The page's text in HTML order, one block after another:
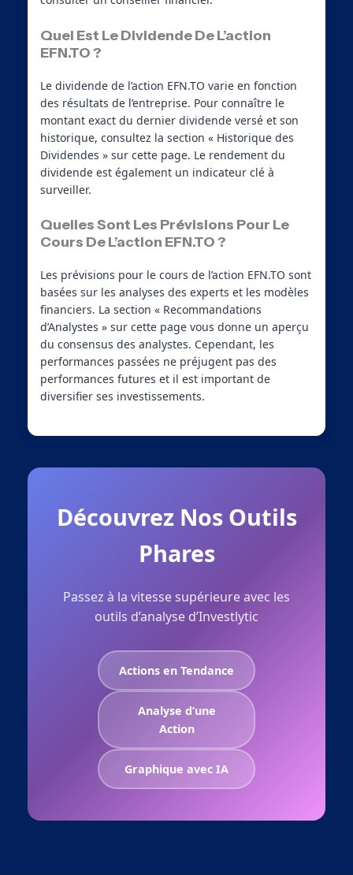
Quel Est Le Dividende De L’action
EFN.TO ?
Le dividende de l’action EFN.TO varie en fonction
des résultats de l’entreprise. Pour connaître le
montant exact du dernier dividende versé et son
historique, consultez la section « Historique des
Dividendes » sur cette page. Le rendement du
dividende est également un indicateur clé à
surveiller.
Quelles Sont Les Prévisions Pour Le
Cours De L’action EFN.TO ?
Les prévisions pour le cours de l’action EFN.TO sont
basées sur les analyses des experts et les modèles
financiers. La section « Recommandations
d’Analystes » sur cette page vous donne un aperçu
du consensus des analystes. Cependant, les
performances passées ne préjugent pas des
performances futures et il est important de
diversifier ses investissements.
Découvrez Nos Outils
Phares
Passez à la vitesse supérieure avec les
outils d’analyse d’Investlytic
Actions en Tendance
Analyse d’une
Action
Graphique avec IA